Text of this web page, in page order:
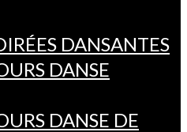
DANSANTES
DANSE
DANSE DE